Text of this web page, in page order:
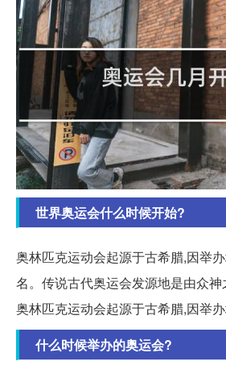
世界奥运会什么时候开始?
奥林匹克运动会起源于古希腊,因举
名。传说古代奥运会发源地是由众神
奥林匹克运动会起源于古希腊,因举办
什么时候举办的奥运会?